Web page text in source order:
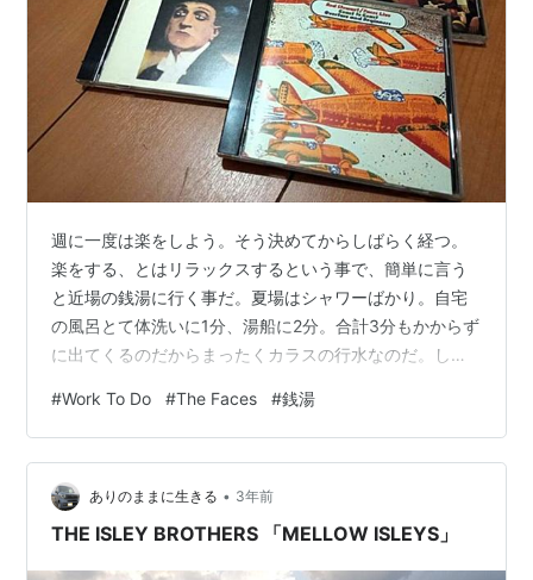
週に一度は楽をしよう。そう決めてからしばらく経つ。
楽をする、とはリラックスするという事で、簡単に言う
と近場の銭湯に行く事だ。夏場はシャワーばかり。自宅
の風呂とて体洗いに1分、湯船に2分。合計3分もかからず
に出てくるのだからまったくカラスの行水なのだ。しか
する。すると体は随分と癒される。銭湯と言っても温泉
や炭酸泉もある。 そんな週一度の贅沢をすると、体は伸
びきってしまいとても夕食など作る気がしなくなるのだ
った。あらためてスーパーで食材を買ってレジに並ぶ気
もしない。まぁ今日は良いか、と家内と話をしてお弁当
#Work To Do #The Faces #銭湯
ありのままに生きる • 3年前
THE ISLEY BROTHERS 「MELLOW ISLEYS」